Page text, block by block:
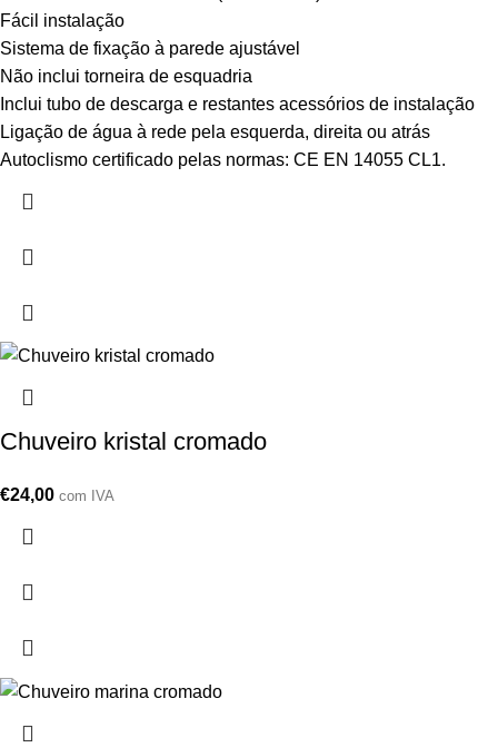
Fácil instalação
Sistema de fixação à parede ajustável
Não inclui torneira de esquadria
Inclui tubo de descarga e restantes acessórios de instalação
Ligação de água à rede pela esquerda, direita ou atrás
Autoclismo certificado pelas normas: CE EN 14055 CL1.
Chuveiro kristal cromado
€24,00 com IVA